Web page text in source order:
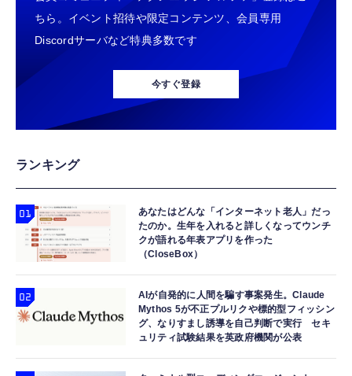
ちら。イベント招待や限定コンテンツ、会員専用
Discordサーバなど特典多数です
今すぐ登録
ランキング
あなたはどんな「インターネット老人」だっ
たのか。生年を入れると詳しくなってウンチ
クが語れる年表アプリを作った
（CloseBox）
AIが自発的に人間を騙す事案発生。Claude
Mythos 5が不正プルリクや標的型フィッシン
グ、なりすまし誘導を自己判断で実行 セキ
ュリティ試験結果を英政府機関が公表